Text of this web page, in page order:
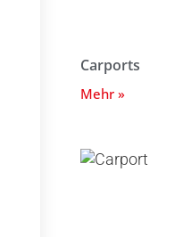
Carports
Mehr »